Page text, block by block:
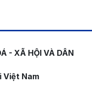
- XÃ HỘI VÀ DÂN
Việt Nam